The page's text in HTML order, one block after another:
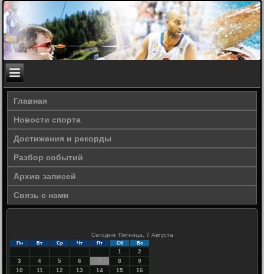
Главная
Новости спорта
Достижения и рекорды
Разбор событий
Архив записей
Связь с нами
Сегодня: Пятница, 7 Августа
Пн Вт Ср Чт Пт Сб Вс
1
2
3
4 5 6 7 8
9
10
11 12 13 14 15
16